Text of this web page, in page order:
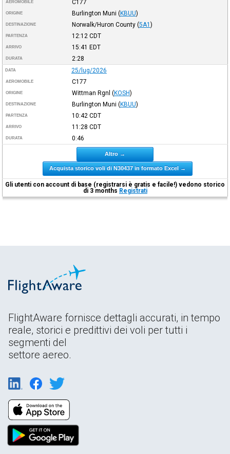
AEROMOBILE C177
ORIGINE Burlington Muni (KBUU)
DESTINAZIONE Norwalk/Huron County (5A1 )
PARTENZA 12:12 CDT
ARRIVO 15:41 EDT
DURATA 2:28
DATA 25/lug/2026
AEROMOBILE C177
ORIGINE Wittman Rgnl (KOSH)
DESTINAZIONE Burlington Muni (KBUU)
PARTENZA 10:42 CDT
ARRIVO 11:28 CDT
DURATA 0:46
Altro →
Acquista storico voli di N30437 in formato Excel →
Gli utenti con account di base (registrarsi è gratis e facile!) vedono storico
di 3 months Registrati
FlightAware fornisce dettagli accurati, in tempo
reale, storici e predittivi dei voli per tutti i
segmenti del
settore aereo.